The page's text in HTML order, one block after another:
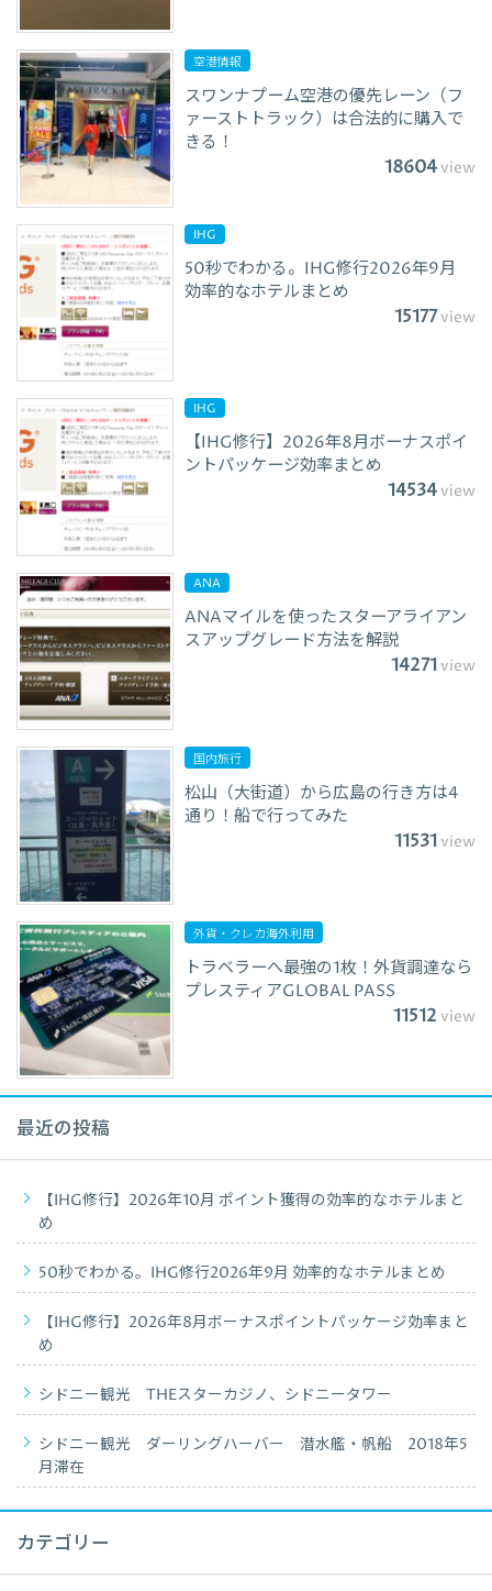
空港情報
スワンナプーム空港の優先レーン（フ
ァーストトラック）は合法的に購入で
きる！
18604view
IHG
50秒でわかる。IHG修行2026年9月
効率的なホテルまとめ
15177view
IHG
【IHG修行】2026年8月ボーナスポイ
ントパッケージ効率まとめ
14534view
ANA
ANAマイルを使ったスターアライアン
スアップグレード方法を解説
14271view
国内旅行
松山（大街道）から広島の行き方は4
通り！船で行ってみた
11531view
外貨・クレカ海外利用
トラベラーへ最強の1枚！外貨調達なら
プレスティアGLOBAL PASS
11512 view
最近の投稿
【IHG修行】2026年10月 ポイント獲得の効率的なホテルまと
め
50秒でわかる。IHG修行2026年9月 効率的なホテルまとめ
【IHG修行】2026年8月ボーナスポイントパッケージ効率まと
め
シドニー観光 THEスターカジノ、シドニータワー
シドニー観光 ダーリングハーバー 潜水艦・帆船 2018年5
月滞在
カテゴリー